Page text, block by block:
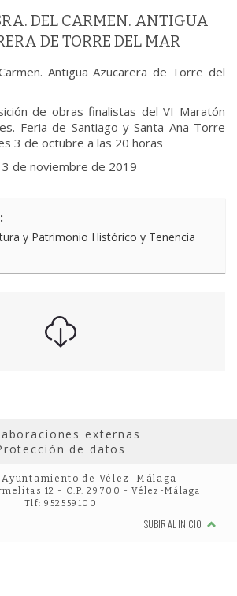
DEL CARMEN. ANTIGUA
DE TORRE DEL MAR
Antigua Azucarera de Torre del
de obras finalistas del VI Maratón
Feria de Santiago y Santa Ana Torre
3 de octubre a las 20 horas
de noviembre de 2019
y Patrimonio Histórico y Tenencia
externas
de datos
de Vélez-Málaga
12 - C.P. 29700 - Vélez-Málaga
Tlf: 952559100
SUBIR AL INICIO